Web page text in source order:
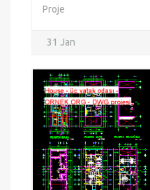
Proje
31 Jan